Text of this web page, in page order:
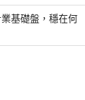
基礎盤，穩在何